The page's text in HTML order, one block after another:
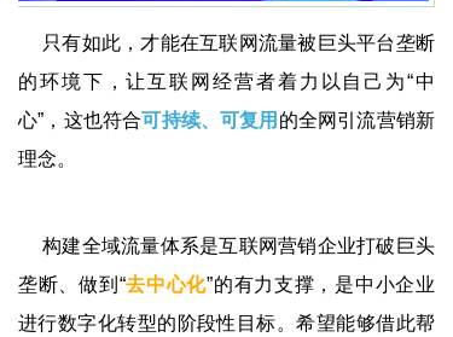
只有如此，才能在互联网流量被巨头平台垄断
的环境下，让互联网经营者着力以自己为“中
心”，这也符合可持续、可复用 的全网引流营销新
理念。
构建全域流量体系是互联网营销企业打破巨头
垄断、做到“去中心化”的有力支撑，是中小企业
进行数字化转型的阶段性目标。希望能够借此帮